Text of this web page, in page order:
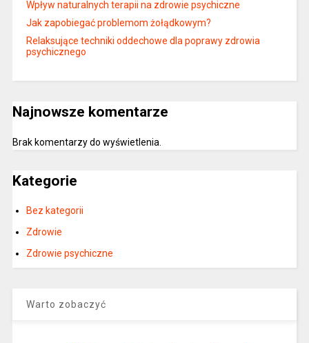
Wpływ naturalnych terapii na zdrowie psychiczne
Jak zapobiegać problemom żołądkowym?
Relaksujące techniki oddechowe dla poprawy zdrowia
psychicznego
Najnowsze komentarze
Brak komentarzy do wyświetlenia.
Kategorie
Bez kategorii
Zdrowie
Zdrowie psychiczne
Warto zobaczyć